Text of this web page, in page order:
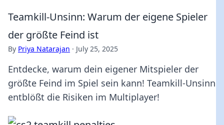
Teamkill-Unsinn: Warum der eigene Spieler
der größte Feind ist
By Priya Natarajan · July 25, 2025
Entdecke, warum dein eigener Mitspieler der
größte Feind im Spiel sein kann! Teamkill-Unsinn
entblößt die Risiken im Multiplayer!